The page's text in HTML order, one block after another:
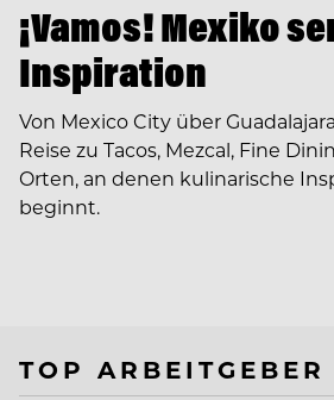
¡Vamos! Mexiko
Inspiration
Von Mexico City über
Reise zu Tacos, Mezcal, Fine
Orten, an denen kulinarische
beginnt.
TOP ARBEITGEBER